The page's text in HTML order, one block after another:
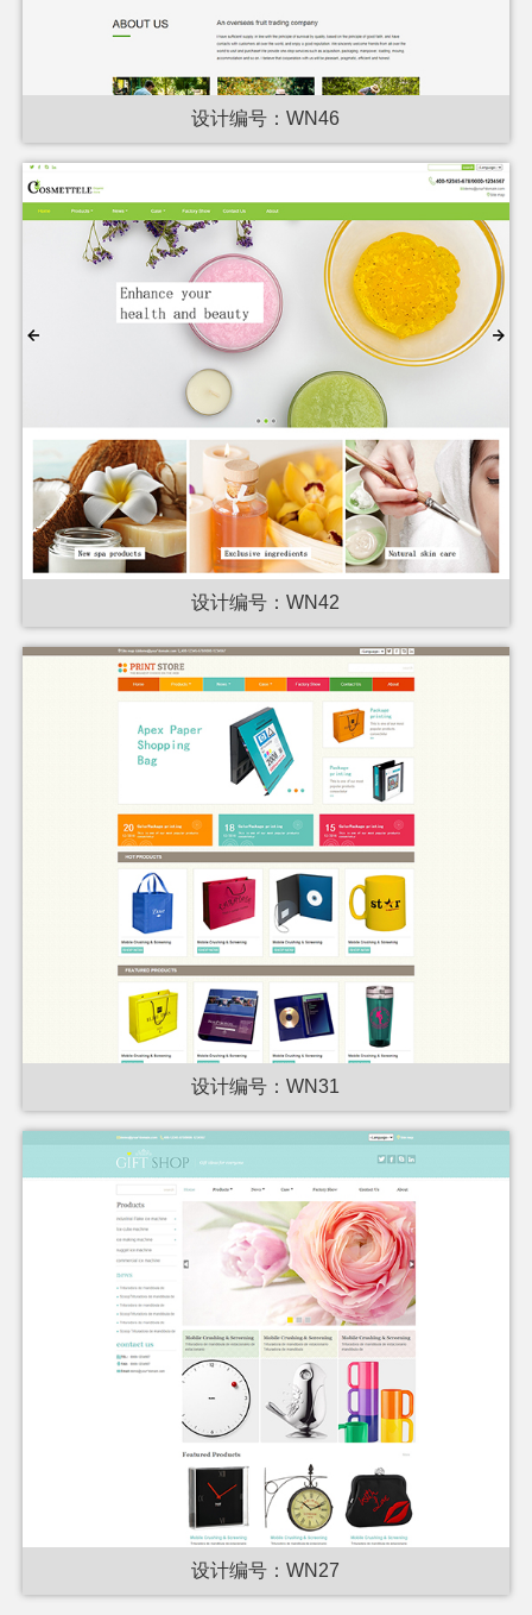
设计编号：WN46
设计编号：WN42
设计编号：WN31
设计编号：WN27